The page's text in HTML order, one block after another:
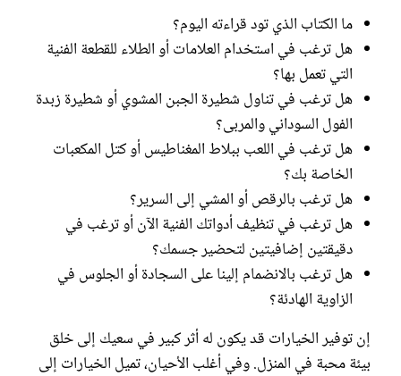
ما الكتاب الذي تود قراءته اليوم؟
هل ترغب في استخدام العلامات أو الطلاء للقطعة الفنية
التي تعمل بها؟
هل ترغب في تناول شطيرة الجبن المشوي أو شطيرة زبدة
الفول السوداني والمربى؟
هل ترغب في اللعب ببلاط المغناطيس أو كتل المكعبات
الخاصة بك؟
هل ترغب بالرقص أو المشي إلى السرير؟
هل ترغب في تنظيف أدواتك الفنية الآن أو ترغب في
دقيقتين إضافيتين لتحضير جسمك؟
هل ترغب بالانضمام إلينا على السجادة أو الجلوس في
الزاوية الهادئة؟
إن توفير الخيارات قد يكون له أثر كبير في سعيك إلى خلق
بيئة محبة في المنزل. وفي أغلب الأحيان، تميل الخيارات إلى